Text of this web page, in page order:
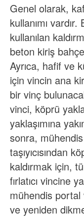
Genel olarak,
kullanımı
kullanılan
beton kiriş
Ayrıca, hafif ve
için vincin ana
bir vinç
vinci, köprü
yaklaşımına
sonra,
taşıyıcısından
kaldırmak için,
fırlatıcı vincine
mühendis portal
ve yeniden